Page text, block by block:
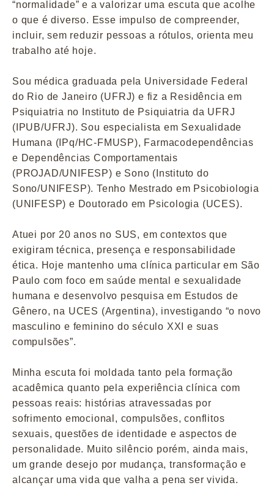
“normalidade” e a valorizar uma escuta que acolhe
o que é diverso. Esse impulso de compreender,
incluir, sem reduzir pessoas a rótulos, orienta meu
trabalho até hoje.
Sou médica graduada pela Universidade Federal
do Rio de Janeiro (UFRJ) e fiz a Residência em
Psiquiatria no Instituto de Psiquiatria da UFRJ
(IPUB/UFRJ). Sou especialista em Sexualidade
Humana (IPq/HC-FMUSP), Farmacodependências
e Dependências Comportamentais
(PROJAD/UNIFESP) e Sono (Instituto do
Sono/UNIFESP). Tenho Mestrado em Psicobiologia
(UNIFESP) e Doutorado em Psicologia (UCES).
Atuei por 20 anos no SUS, em contextos que
exigiram técnica, presença e responsabilidade
ética. Hoje mantenho uma clínica particular em São
Paulo com foco em saúde mental e sexualidade
humana e desenvolvo pesquisa em Estudos de
Gênero, na UCES (Argentina), investigando “o novo
masculino e feminino do século XXI e suas
compulsões”.
Minha escuta foi moldada tanto pela formação
acadêmica quanto pela experiência clínica com
pessoas reais: histórias atravessadas por
sofrimento emocional, compulsões, conflitos
sexuais, questões de identidade e aspectos de
personalidade. Muito silêncio porém, ainda mais,
um grande desejo por mudança, transformação e
alcançar uma vida que valha a pena ser vivida.